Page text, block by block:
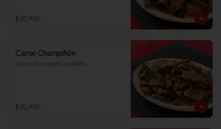
$10.980
Carne Champiñón
Carne, champiñón y cebollín
$10.980